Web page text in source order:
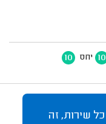
10 יחס 10
שירות, זה